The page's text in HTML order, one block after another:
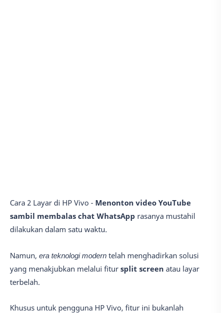
Cara 2 Layar di HP Vivo - Menonton video YouTube
sambil membalas chat WhatsApp rasanya mustahil
dilakukan dalam satu waktu.
Namun, era teknologi modern telah menghadirkan solusi
yang menakjubkan melalui fitur split screen atau layar
terbelah.
Khusus untuk pengguna HP Vivo, fitur ini bukanlah